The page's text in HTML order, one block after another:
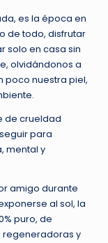
es la época en
de todo, disfrutar
solo en casa sin
olvidándonos a
poco nuestra piel,
de crueldad
para
mental y
amigo durante
al sol, la
puro, de
regeneradoras y